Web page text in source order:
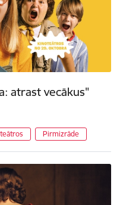
atrast vecākus"
Pirmizrāde